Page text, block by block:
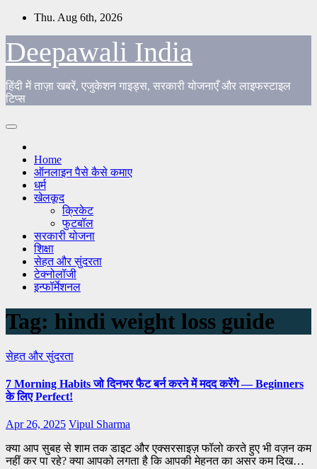
Skip
content
Thu. Aug 6th, 2026
Deepawali India
हिंदी में ताज़ा खबरें, एजुकेशन गाइड्स, सरकारी योजनाएँ और लाइफस्टाइल
टिप्स
Home
ऑनलाइन पैसे कैसे कमाए
धर्म
खेलकूद
क्रिकेट
फुटबॉल
सरकारी योजना
शिक्षा
सेहत और सुंदरता
टेक्नोलॉजी
इन्फॉर्मेशनल
Tag: hindi weight loss guide
सेहत और सुंदरता
7 Morning Habits जो दिनभर फैट बर्न करने में मदद करेंगे — Beginners
के लिए Perfect!
Apr 26, 2025 Vipul Sharma
क्या आप सुबह से शाम तक डाइट और एक्सरसाइज़ फॉलो करते हुए भी वज़न कम
नहीं कर पा रहे? क्या आपको लगता है कि आपकी मेहनत का असर कम दिख…